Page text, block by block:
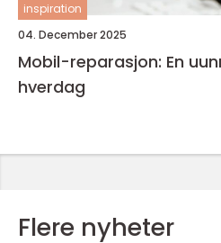
inspiration
04. December 2025
Mobil-reparasjon: En
hverdag
Flere nyheter